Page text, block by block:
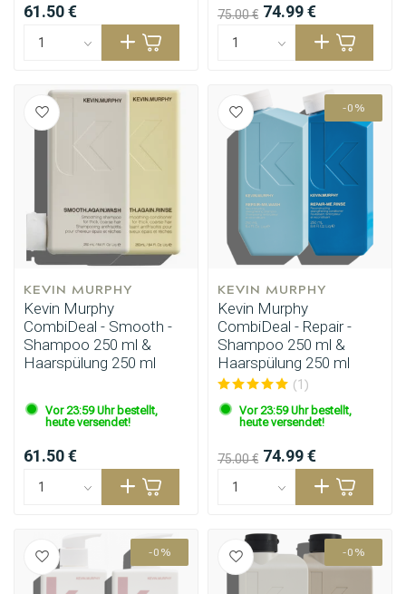
61.50 € 75.00 € 74.99 €
KEVIN MURPHY
Kevin Murphy
CombiDeal - Smooth -
Shampoo 250 ml &
Haarspülung 250 ml
Vor 23:59 Uhr bestellt,
heute versendet!
61.50 €
-0%
KEVIN MURPHY
Kevin Murphy
CombiDeal - Repair -
Shampoo 250 ml &
Haarspülung 250 ml
(1)
Vor 23:59 Uhr bestellt,
heute versendet!
75.00 € 74.99 €
-0% -0%